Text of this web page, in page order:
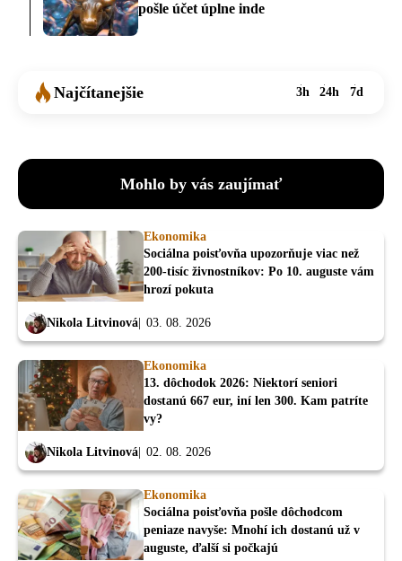
pošle účet úplne inde
Najčítanejšie 3h 24h 7d
Mohlo by vás zaujímať
Ekonomika
Sociálna poisťovňa upozorňuje viac než
200-tisíc živnostníkov: Po 10. auguste vám
hrozí pokuta
Nikola Litvinová 03. 08. 2026
Ekonomika
13. dôchodok 2026: Niektorí seniori
dostanú 667 eur, iní len 300. Kam patríte
vy?
Nikola Litvinová 02. 08. 2026
Ekonomika
Sociálna poisťovňa pošle dôchodcom
peniaze navyše: Mnohí ich dostanú už v
auguste, ďalší si počkajú